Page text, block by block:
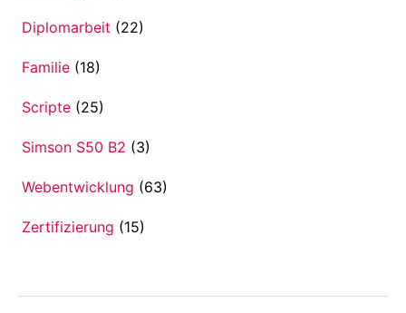
Diplomarbeit (22)
Familie (18)
Scripte (25)
Simson S50 B2 (3)
Webentwicklung (63)
Zertifizierung (15)